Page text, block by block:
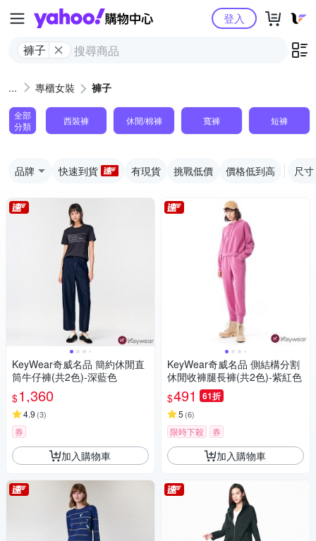
Yahoo購物中心
褲子
登入
專櫃女裝 褲子
全部
分類
西裝褲 休閒/棉褲 寬褲 短褲
品牌 快速到貨 有現貨 挑戰低價 價格低到高 尺寸
KeyWear奇威名品 簡約休閒直
筒牛仔褲(共2色)-深藍色
$1,360
4.9 (3)
券
加入購物車
KeyWear奇威名品 側結構分割
休閒收褲腿長褲(共2色)-紫紅色
$491 61折
5 (6)
限時下殺 券
加入購物車